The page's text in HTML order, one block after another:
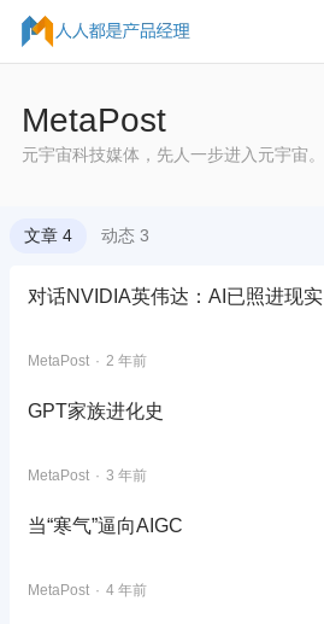
MetaPost
元宇宙科技媒体，先人一步进入元宇宙。
文章 4 动态 3
对话NVIDIA英伟达：AI已照进现实
MetaPost 2 年前
GPT家族进化史
MetaPost 3 年前
当“寒气”逼向AIGC
MetaPost 4 年前